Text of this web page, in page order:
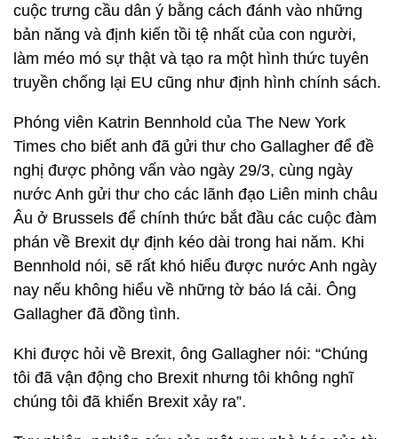
cuộc trưng cầu dân ý bằng cách đánh vào những
bản năng và định kiến tồi tệ nhất của con người,
làm méo mó sự thật và tạo ra một hình thức tuyên
truyền chống lại EU cũng như định hình chính sách.
Phóng viên Katrin Bennhold của The New York
Times cho biết anh đã gửi thư cho Gallagher để đề
nghị được phỏng vấn vào ngày 29/3, cùng ngày
nước Anh gửi thư cho các lãnh đạo Liên minh châu
Âu ở Brussels để chính thức bắt đầu các cuộc đàm
phán về Brexit dự định kéo dài trong hai năm. Khi
Bennhold nói, sẽ rất khó hiểu được nước Anh ngày
nay nếu không hiểu về những tờ báo lá cải. Ông
Gallagher đã đồng tình.
Khi được hỏi về Brexit, ông Gallagher nói: “Chúng
tôi đã vận động cho Brexit nhưng tôi không nghĩ
chúng tôi đã khiến Brexit xảy ra”.